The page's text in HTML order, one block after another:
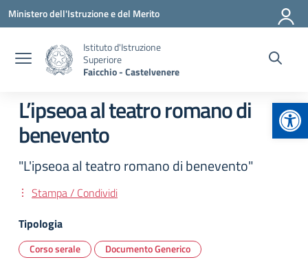
Vai ai contenuti
Vai al menu di navigazione
Vai al footer
Ministero dell'Istruzione e del Merito
Istituto d'Istruzione
Superiore
Faicchio - Castelvenere
L’ipseoa al teatro romano di
benevento
"L'ipseoa al teatro romano di benevento"
Stampa / Condividi
Tipologia
Corso serale Documento Generico